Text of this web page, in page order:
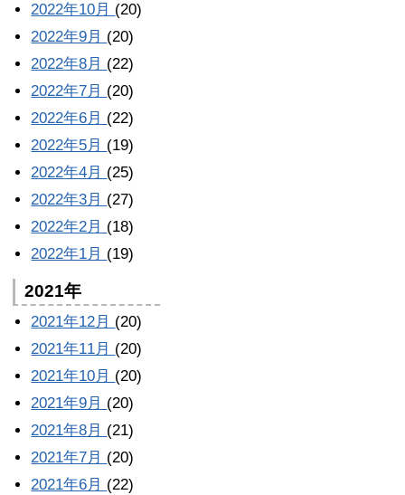
2022年10月 (20)
2022年9月 (20)
2022年8月 (22)
2022年7月 (20)
2022年6月 (22)
2022年5月 (19)
2022年4月 (25)
2022年3月 (27)
2022年2月 (18)
2022年1月 (19)
2021年
2021年12月 (20)
2021年11月 (20)
2021年10月 (20)
2021年9月 (20)
2021年8月 (21)
2021年7月 (20)
2021年6月 (22)